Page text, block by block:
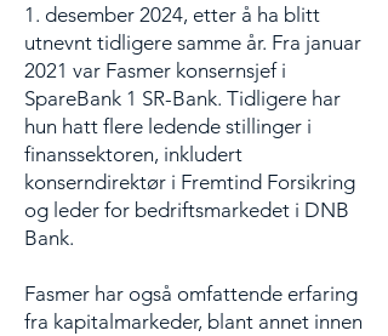
1. desember 2024, etter å ha blitt
utnevnt tidligere samme år. Fra januar
2021 var Fasmer konsernsjef i
SpareBank 1 SR-Bank. Tidligere har
hun hatt flere ledende stillinger i
finanssektoren, inkludert
konserndirektør i Fremtind Forsikring
og leder for bedriftsmarkedet i DNB
Bank.
Fasmer har også omfattende erfaring
fra kapitalmarkeder, blant annet innen